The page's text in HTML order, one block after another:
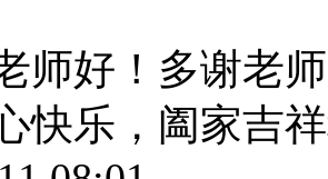
师好！多谢老
快乐，阖家吉